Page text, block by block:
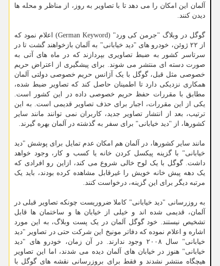
آلمان این امکان را می دهد تا با تصاویر به روز، از مناظر و محله ها
دیدن کنند.
گوگل در وبلاگ "جرمن کی ورد" (German Keyword) اعلام نمود که
از ۲۲ ژوئن، خودرو های "دید خیابانی" به آلمان بازخواهند گشت تا در
سرتاسر کشور به ضبط تصاویری بپردازند که در ماه های آتی به
صورت دسته ای منتشر می شوند. برای پیشگیری از اعتراض حریم
خصوصی مثل قبل، گوگل با یک آژانس حریم خصوصی دولتی آلمان
همکاری نزدیکی دارد تا اطمینان حاصل کند که تصاویر ضبط شده،
مطابق با مقررات حفظ حریم خصوصی داده در این کشور است.
یکی از این مقررات، اجبار برای حذف تصاویر قدیمی است. به این
ترتیب، بعد از انتشار تصاویر جدید، کاربران نمی توانند مانند سایر
کشورها، از "دید خیابانی" برای سفر به گذشته در آلمان بهره گیرند.
مانند سایر کشورها، در آلمان هم امکان عدم تمایل برای پوشش "دید
خیابانی" با گزینه پیکسل کردن خانه یا کسب و کار، وجود خواهد
داشت. گوگل با یک لوح خالی شروع می کند، ازاین رو افرادی که
یک دهه پیش خانه خویش را غیرقابل مشاهده کرده بودند، باید یک
مرتبه دیگر برای این گزینه، درخواست کنند.
به روزرسانی "دید خیابانی" کاملا ضروریست چونکه تصاویر قبلی در
آلمان، قدیمی شده اند و خیلی از خیابان ها و ساختمان ها قابل
تشخیص نیستند. خود گوگل آلمان در یک پست وبلاگ، به این مورد
اشاره و اعلام نموده که دفاتر مونیخ این شرکت حتی در تصاویر "دید
خیابانی" سال ۲۰۰۸ وجود ندارند. در آن زمان، خودرو های "دید
خیابانی" هنوز در خیابان های آلمان دیده می شدند، اما این تصاویر
هیچگاه منتشر نشدند و فقط برای بروزرسانی نقشه های گوگل با